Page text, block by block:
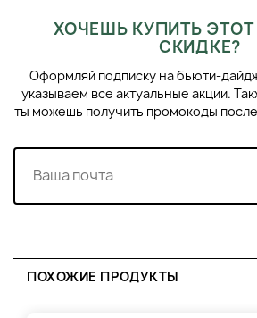
ХОЧЕШЬ КУПИТЬ
СКИДКЕ?
Оформляй подписку на бьюти-
указываем все актуальные акции.
ты можешь получить промокоды
ПОХОЖИЕ ПРОДУКТЫ